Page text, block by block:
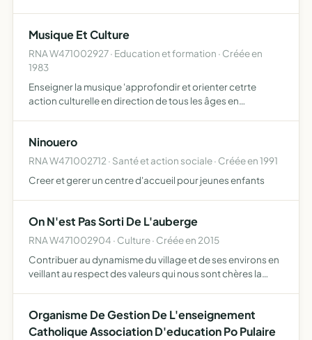
loca…
Musique Et Culture
RNA W471002927 · Education et formation · Créée en
1983
Enseigner la musique 'approfondir et orienter cetrte
action culturelle en direction de tous les âges en
Ninouero
RNA W471002712 · Santé et action sociale · Créée en 1991
Creer et gerer un centre d'accueil pour jeunes enfants
On N'est Pas Sorti De L'auberge
RNA W471002904 · Culture · Créée en 2015
Contribuer au dynamisme du village et de ses environs en
veillant au respect des valeurs qui nous sont chères la
Organisme De Gestion De L'enseignement
Catholique Association D'education Po Pulaire